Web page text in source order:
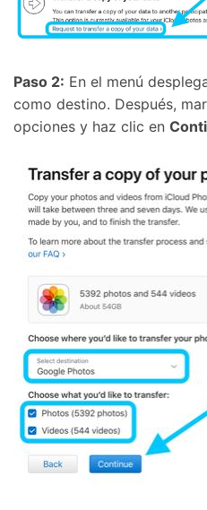
Paso 2: En el menú
como destino. Después,
opciones y haz clic en